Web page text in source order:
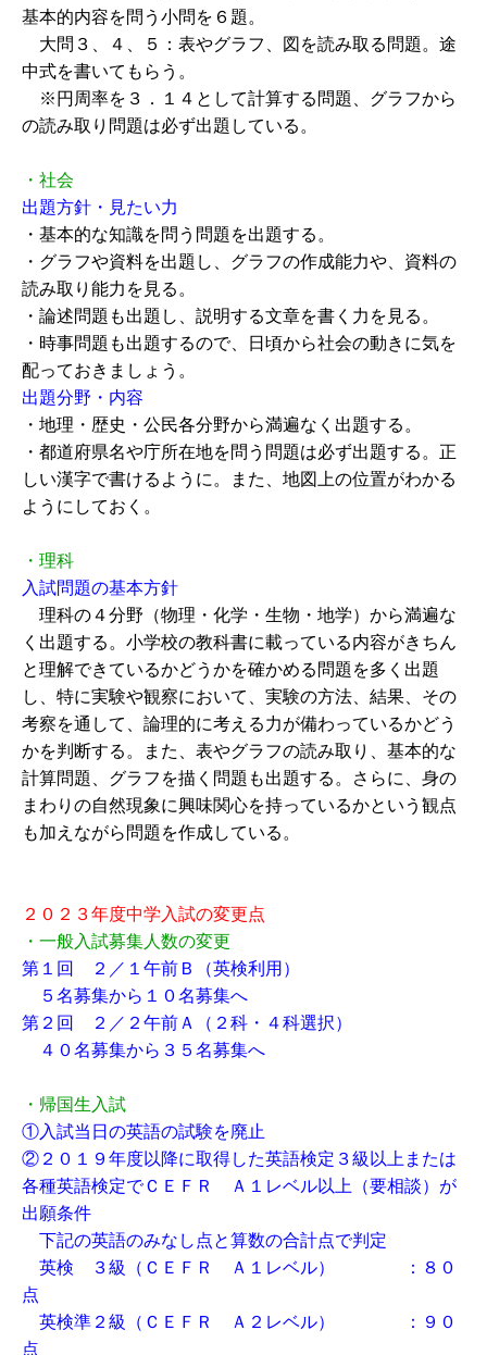
基本的内容を問う小問を６題。
大問３、４、５：表やグラフ、図を読み取る問題。途
中式を書いてもらう。
※円周率を３．１４として計算する問題、グラフから
の読み取り問題は必ず出題している。
・社会
出題方針・見たい力
・基本的な知識を問う問題を出題する。
・グラフや資料を出題し、グラフの作成能力や、資料の
読み取り能力を見る。
・論述問題も出題し、説明する文章を書く力を見る。
・時事問題も出題するので、日頃から社会の動きに気を
配っておきましょう。
出題分野・内容
・地理・歴史・公民各分野から満遍なく出題する。
・都道府県名や庁所在地を問う問題は必ず出題する。正
しい漢字で書けるように。また、地図上の位置がわかる
ようにしておく。
・理科
入試問題の基本方針
理科の４分野（物理・化学・生物・地学）から満遍な
く出題する。小学校の教科書に載っている内容がきちん
と理解できているかどうかを確かめる問題を多く出題
し、特に実験や観察において、実験の方法、結果、その
考察を通して、論理的に考える力が備わっているかどう
かを判断する。また、表やグラフの読み取り、基本的な
計算問題、グラフを描く問題も出題する。さらに、身の
まわりの自然現象に興味関心を持っているかという観点
も加えながら問題を作成している。
２０２３年度中学入試の変更点
・一般入試募集人数の変更
第１回 ２／１午前Ｂ（英検利用）
５名募集から１０名募集へ
第２回 ２／２午前Ａ（２科・４科選択）
４０名募集から３５名募集へ
・帰国生入試
①入試当日の英語の試験を廃止
②２０１９年度以降に取得した英語検定３級以上または
各種英語検定でＣＥＦＲ Ａ１レベル以上（要相談）が
出願条件
下記の英語のみなし点と算数の合計点で判定
英検 ３級（ＣＥＦＲ Ａ１レベル） ：８０
点
英検準２級（ＣＥＦＲ Ａ２レベル） ：９０
点